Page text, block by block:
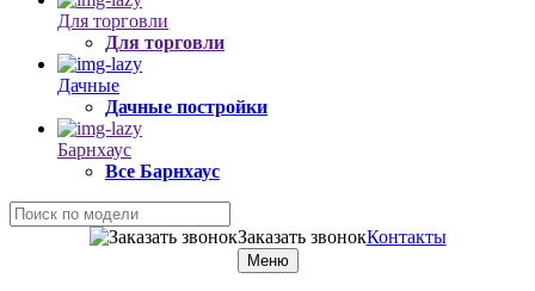
Для торговли
Для торговли
Дачные
Дачные постройки
Барнхаус
Все Барнхаус
Заказать звонокКонтакты
Меню